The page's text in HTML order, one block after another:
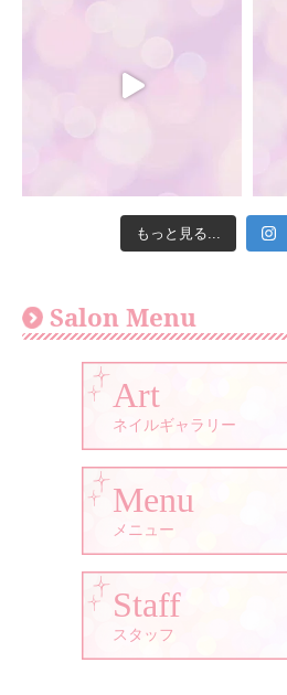
もっと見る...
Salon Menu
Art
ネイルギャラリー
Menu
メニュー
Staff
スタッフ